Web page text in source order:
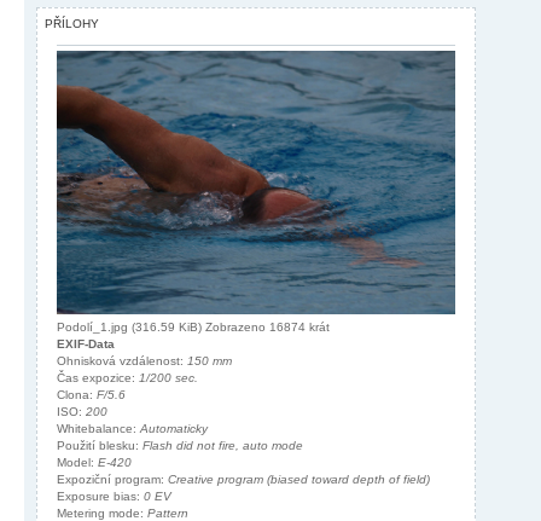
PŘÍLOHY
Podolí_1.jpg (316.59 KiB) Zobrazeno 16874 krát
EXIF-Data
Ohnisková vzdálenost: 150 mm
Čas expozice: 1/200 sec.
Clona: F/5.6
ISO: 200
Whitebalance: Automaticky
Použití blesku: Flash did not fire, auto mode
Model: E-420
Expoziční program: Creative program (biased toward depth of field)
Exposure bias: 0 EV
Metering mode: Pattern